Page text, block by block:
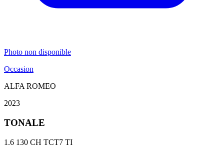
Photo non disponible
Occasion
ALFA ROMEO
2023
TONALE
1.6 130 CH TCT7 TI